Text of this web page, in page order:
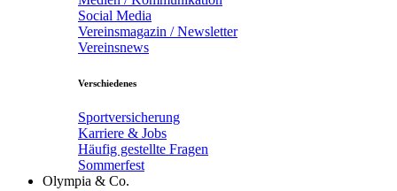
Social Media
Vereinsmagazin / Newsletter
Vereinsnews
Verschiedenes
Sportversicherung
Karriere & Jobs
Häufig gestellte Fragen
Sommerfest
Olympia & Co.